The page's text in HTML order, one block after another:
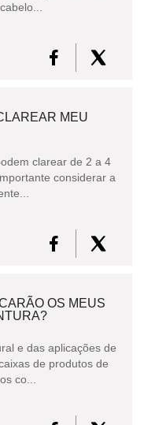
MEU
clarear de 2 a 4
considerar a
OS MEUS
e das aplicações de
de produtos de
co...